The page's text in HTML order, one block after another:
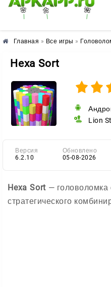
🌸 🌼 🌺
Главная » Все игры »
Hexa Sort
Lion
Версия
6.2.10
Обновлено
05-08-2026
Hexa Sort — головоломка
стратегического